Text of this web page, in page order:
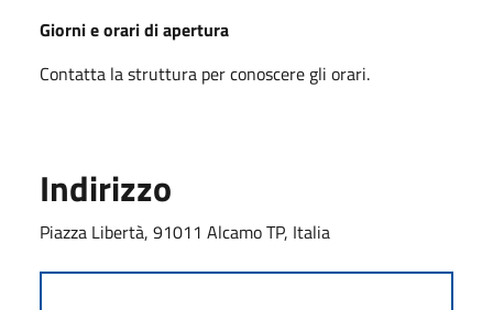
Giorni e orari di apertura
Contatta la struttura per conoscere gli orari.
Indirizzo
Piazza Libertà, 91011 Alcamo TP, Italia